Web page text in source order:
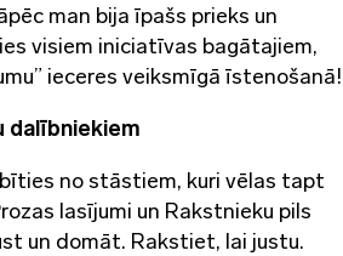
man bija īpašs prieks un
visiem iniciatīvas bagātajiem,
ieceres veiksmīgā īstenošanā!
dalībniekiem
no stāstiem, kuri vēlas tapt
lasījumi un Rakstnieku pils
un domāt. Rakstiet, lai justu.